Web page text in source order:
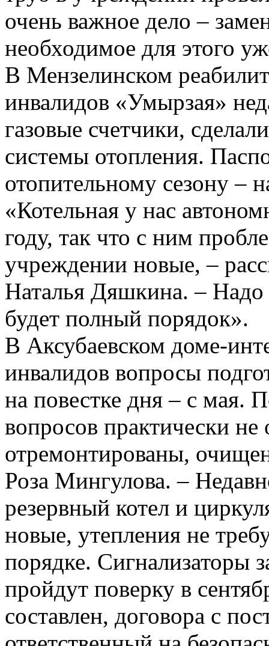
очень важное дело –
необходимое для этого
В Мензелинском
инвалидов «Умырзая»
газовые счетчики,
системы отопления.
отопительному сезону –
«Котельная у нас
году, так что с ним
учреждении новые, –
Наталья Дяшкина. –
будет полный порядок».
В Аксубаевском доме-
инвалидов вопросы
на повестке дня – с мая.
вопросов практически
отремонтированы,
Роза Мингулова. –
резервный котел и
новые, утепления не
порядке. Сигнализаторы
пройдут поверку в
составлен, договора с